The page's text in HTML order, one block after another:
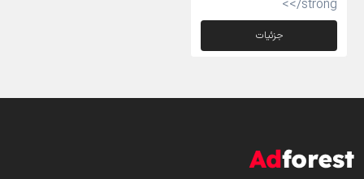
</strong>
جزئیات